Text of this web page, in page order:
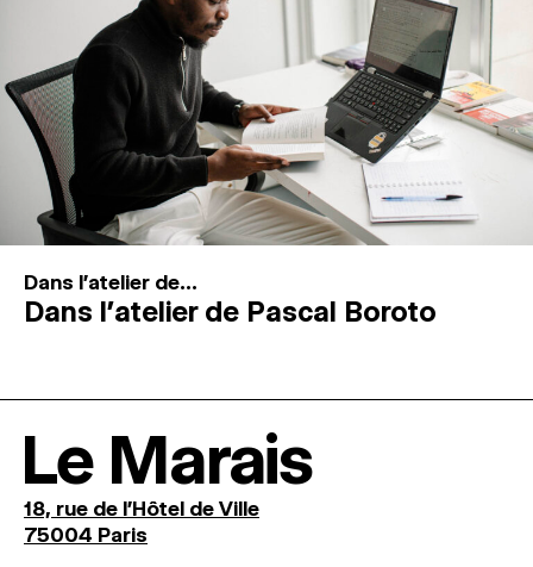
Dans l'atelier de...
Dans l’atelier de Pascal Boroto
Le Marais
18, rue de l'Hôtel de Ville
75004 Paris